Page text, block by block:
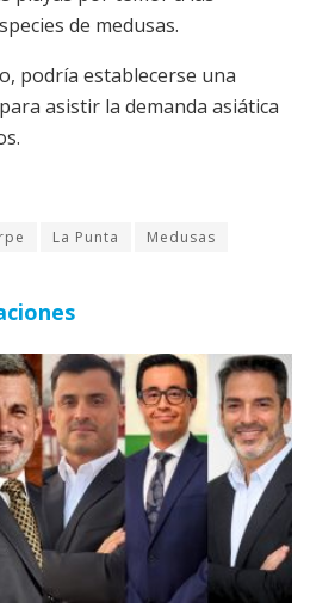
de medusas.
podría establecerse una
asistir la demanda asiática
La Punta Medusas